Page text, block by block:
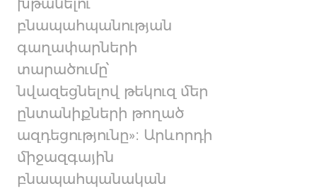
բնապահպանության
գաղափարների
տարածումը՝
նվազեցնելով թեկուզ մեր
ընտանիքների թողած
ազդեցությունը»։ Արևորդի
միջազգային
բնապահպանական